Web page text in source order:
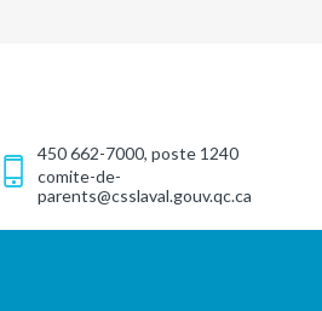
450 662-7000, poste 1240
comite-de-
parents@csslaval.gouv.qc.ca